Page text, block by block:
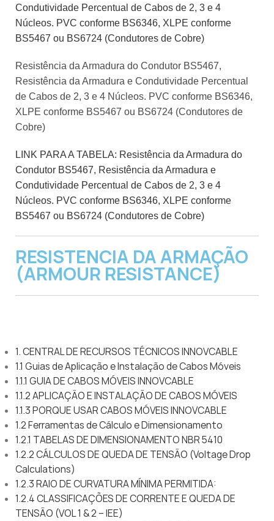
Condutividade Percentual de Cabos de 2, 3 e 4
Núcleos. PVC conforme BS6346, XLPE conforme
BS5467 ou BS6724 (Condutores de Cobre)
Resistência da Armadura do Condutor BS5467,
Resistência da Armadura e Condutividade Percentual
de Cabos de 2, 3 e 4 Núcleos. PVC conforme BS6346,
XLPE conforme BS5467 ou BS6724 (Condutores de
Cobre)
LINK PARA A TABELA: Resistência da Armadura do
Condutor BS5467, Resistência da Armadura e
Condutividade Percentual de Cabos de 2, 3 e 4
Núcleos. PVC conforme BS6346, XLPE conforme
BS5467 ou BS6724 (Condutores de Cobre)
RESISTENCIA DA ARMAÇÃO
(ARMOUR RESISTANCE)
1. CENTRAL DE RECURSOS TÉCNICOS INNOVCABLE
1.1 Guias de Aplicação e Instalação de Cabos Móveis
1.1.1 GUIA DE CABOS MÓVEIS INNOVCABLE
1.1.2 APLICAÇÃO E INSTALAÇÃO DE CABOS MÓVEIS
1.1.3 PORQUE USAR CABOS MÓVEIS INNOVCABLE
1.2 Ferramentas de Cálculo e Dimensionamento
1.2.1 TABELAS DE DIMENSIONAMENTO NBR 5410
1.2.2 CÁLCULOS DE QUEDA DE TENSÃO (Voltage Drop
Calculations)
1.2.3 RAIO DE CURVATURA MÍNIMA PERMITIDA:
1.2.4 CLASSIFICAÇÕES DE CORRENTE E QUEDA DE
TENSÃO (VOL 1 & 2 – IEE)